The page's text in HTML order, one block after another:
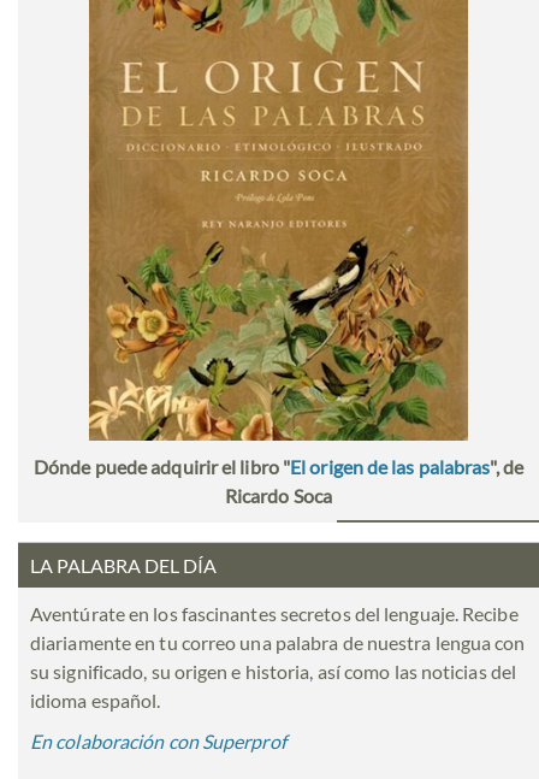
Dónde puede adquirir el libro "El origen de las palabras", de
Ricardo Soca
LA PALABRA DEL DÍA
Aventúrate en los fascinantes secretos del lenguaje. Recibe
diariamente en tu correo una palabra de nuestra lengua con
su significado, su origen e historia, así como las noticias del
idioma español.
En colaboración con Superprof